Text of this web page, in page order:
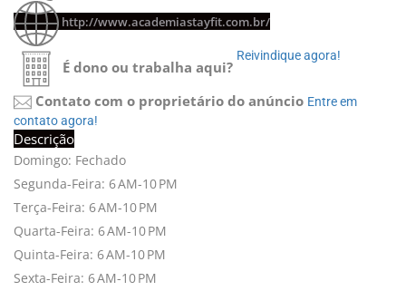
+ -
Leaflet
http://www.academiastayfit.com.br/
É dono ou trabalha aqui?
Reivindique agora!
Contato com o proprietário do anúncio Entre em
contato agora!
Descrição
Domingo: Fechado
Segunda-Feira: 6 AM-10 PM
Terça-Feira: 6 AM-10 PM
Quarta-Feira: 6 AM-10 PM
Quinta-Feira: 6 AM-10 PM
Sexta-Feira: 6 AM-10 PM